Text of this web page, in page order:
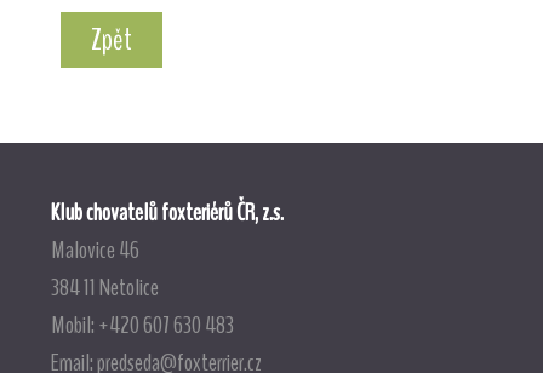
Zpět
Klub chovatelů foxteriérů ČR, z.s.
Malovice 46
384 11 Netolice
Mobil: +420 607 630 483
Email:predseda@foxterrier.cz